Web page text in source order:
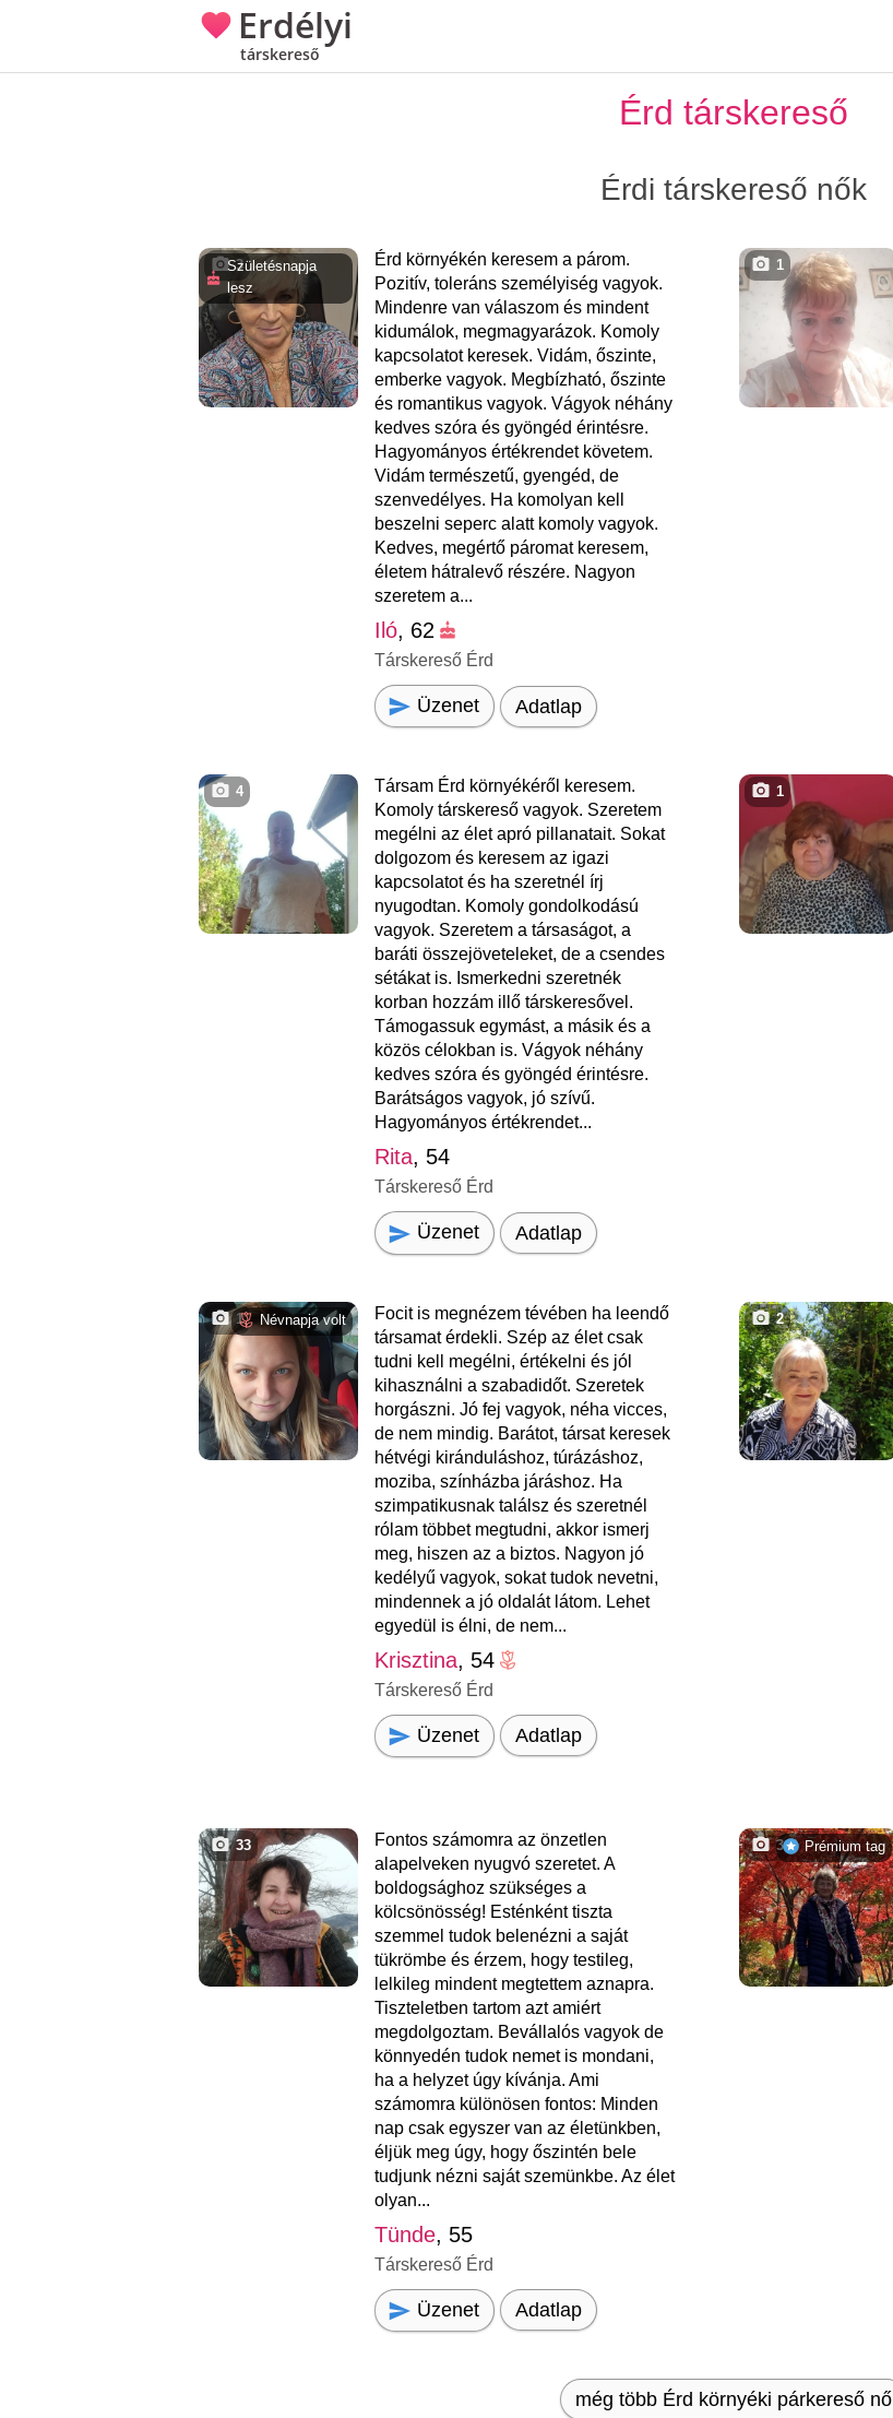
Erdélyi
társkereső
Érd társkereső
Érdi társkereső nők
3
Születésnapja
lesz
Érd környékén keresem a párom.
Pozitív, toleráns személyiség vagyok.
Mindenre van válaszom és mindent
kidumálok, megmagyarázok. Komoly
kapcsolatot keresek. Vidám, őszinte,
emberke vagyok. Megbízható, őszinte
és romantikus vagyok. Vágyok néhány
kedves szóra és gyöngéd érintésre.
Hagyományos értékrendet követem.
Vidám természetű, gyengéd, de
szenvedélyes. Ha komolyan kell
beszelni seperc alatt komoly vagyok.
Kedves, megértő páromat keresem,
életem hátralevő részére. Nagyon
szeretem a...
Iló, 62
Társkereső Érd
Üzenet Adatlap
1
4
Társam Érd környékéről keresem.
Komoly társkereső vagyok. Szeretem
megélni az élet apró pillanatait. Sokat
dolgozom és keresem az igazi
kapcsolatot és ha szeretnél írj
nyugodtan. Komoly gondolkodású
vagyok. Szeretem a társaságot, a
baráti összejöveteleket, de a csendes
sétákat is. Ismerkedni szeretnék
korban hozzám illő társkeresővel.
Támogassuk egymást, a másik és a
közös célokban is. Vágyok néhány
kedves szóra és gyöngéd érintésre.
Barátságos vagyok, jó szívű.
Hagyományos értékrendet...
Rita, 54
Társkereső Érd
Üzenet Adatlap
1
1 Névnapja volt
Focit is megnézem tévében ha leendő
társamat érdekli. Szép az élet csak
tudni kell megélni, értékelni és jól
kihasználni a szabadidőt. Szeretek
horgászni. Jó fej vagyok, néha vicces,
de nem mindig. Barátot, társat keresek
hétvégi kiránduláshoz, túrázáshoz,
moziba, színházba járáshoz. Ha
szimpatikusnak találsz és szeretnél
rólam többet megtudni, akkor ismerj
meg, hiszen az a biztos. Nagyon jó
kedélyű vagyok, sokat tudok nevetni,
mindennek a jó oldalát látom. Lehet
egyedül is élni, de nem...
Krisztina, 54
Társkereső Érd
Üzenet Adatlap
2
33
Fontos számomra az önzetlen
alapelveken nyugvó szeretet. A
boldogsághoz szükséges a
kölcsönösség! Esténként tiszta
szemmel tudok belenézni a saját
tükrömbe és érzem, hogy testileg,
lelkileg mindent megtettem aznapra.
Tiszteletben tartom azt amiért
megdolgoztam. Bevállalós vagyok de
könnyedén tudok nemet is mondani,
ha a helyzet úgy kívánja. Ami
számomra különösen fontos: Minden
nap csak egyszer van az életünkben,
éljük meg úgy, hogy őszintén bele
tudjunk nézni saját szemünkbe. Az élet
olyan...
Tünde, 55
Társkereső Érd
Üzenet Adatlap
3 Prémium tag
még több Érd környéki párkereső nő